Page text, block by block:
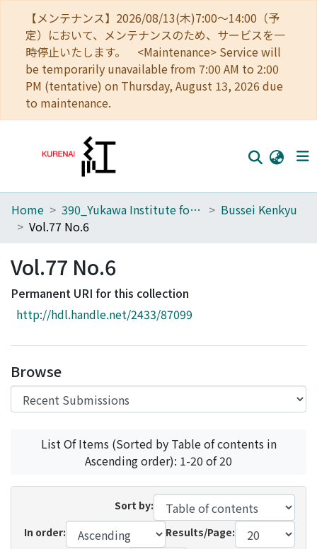
【メンテナンス】2026/08/13(木)7:00～14:00（予
定）において、メンテナンスのため、サービスを一
時停止いたします。 <Maintenance> Service will
be temporarily unavailable from 7:00 AM to 2:00
PM (tentative) on Thursday, August 13, 2026 due
to maintenance.
Home
Browse
Download Ranking
Access Statistics
Home 390_Yukawa Institute for Theoretical Physics
Bussei Kenkyu
Vol.77 No.6
Vol.77 No.6
Permanent URI for this collection
http://hdl.handle.net/2433/87099
Browse
List Of Items (Sorted by Table of contents in
Ascending order): 1-20 of 20
Sort by:
In order:
Results/Page: